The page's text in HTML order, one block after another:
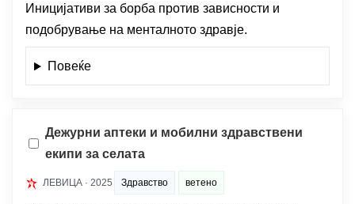
Иницијативи за борба против зависности и
подобрување на менталното здравје.
Повеќе
Дежурни аптеки и мобилни здравствени
екипи за селата
ЛЕВИЦА · 2025 Здравство ветено